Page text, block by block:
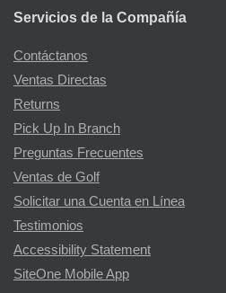
Servicios de la Compañía
Contáctanos
Ventas Directas
Returns
Pick Up In Branch
Preguntas Frecuentes
Ventas de Golf
Solicitar una Cuenta en Línea
Testimonios
Accessibility Statement
SiteOne Mobile App